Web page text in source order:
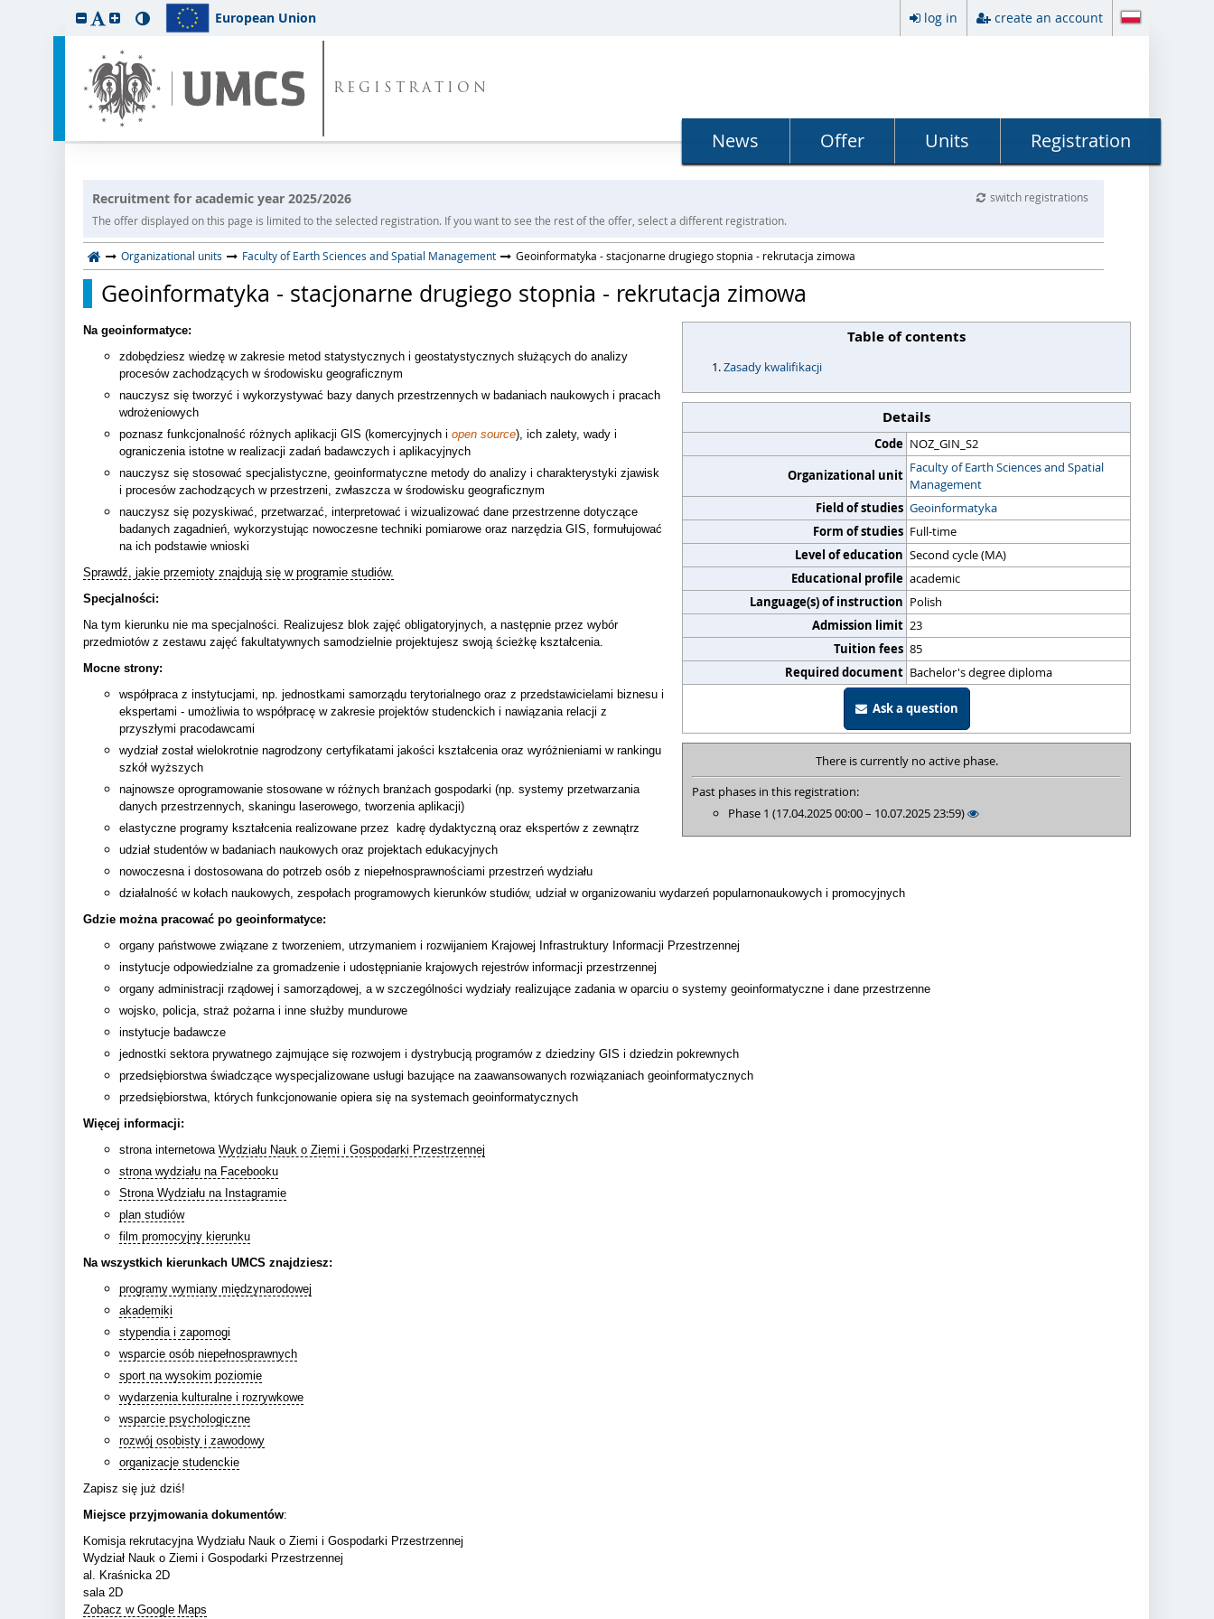
European Union log in create an account
REGISTRATION
News Offer Units Registration
Recruitment for academic year 2025/2026
switch registrations
The offer displayed on this page is limited to the selected registration. If you want to see the rest of the offer, select a different registration.
Organizational units Faculty of Earth Sciences and Spatial Management Geoinformatyka - stacjonarne drugiego stopnia - rekrutacja zimowa
Geoinformatyka - stacjonarne drugiego stopnia - rekrutacja zimowa
Table of contents
Zasady kwalifikacji
Details
Code NOZ_GIN_S2
Organizational unit Faculty of Earth Sciences and Spatial
Management
Field of studies Geoinformatyka
Form of studies Full-time
Level of education Second cycle (MA)
Educational profile academic
Language(s) of instruction Polish
Admission limit 23
Tuition fees 85
Required document Bachelor's degree diploma
Ask a question
There is currently no active phase.
Past phases in this registration:
Phase 1 (17.04.2025 00:00 – 10.07.2025 23:59)
Na geoinformatyce:
zdobędziesz wiedzę w zakresie metod statystycznych i geostatystycznych służących do analizy
procesów zachodzących w środowisku geograficznym
nauczysz się tworzyć i wykorzystywać bazy danych przestrzennych w badaniach naukowych i pracach
wdrożeniowych
poznasz funkcjonalność różnych aplikacji GIS (komercyjnych i open source), ich zalety, wady i
ograniczenia istotne w realizacji zadań badawczych i aplikacyjnych
nauczysz się stosować specjalistyczne, geoinformatyczne metody do analizy i charakterystyki zjawisk
i procesów zachodzących w przestrzeni, zwłaszcza w środowisku geograficznym
nauczysz się pozyskiwać, przetwarzać, interpretować i wizualizować dane przestrzenne dotyczące
badanych zagadnień, wykorzystując nowoczesne techniki pomiarowe oraz narzędzia GIS, formułujować
na ich podstawie wnioski
Sprawdź, jakie przemioty znajdują się w programie studiów.
Specjalności:
Na tym kierunku nie ma specjalności. Realizujesz blok zajęć obligatoryjnych, a następnie przez wybór
przedmiotów z zestawu zajęć fakultatywnych samodzielnie projektujesz swoją ścieżkę kształcenia.
Mocne strony:
współpraca z instytucjami, np. jednostkami samorządu terytorialnego oraz z przedstawicielami biznesu i
ekspertami - umożliwia to współpracę w zakresie projektów studenckich i nawiązania relacji z
przyszłymi pracodawcami
wydział został wielokrotnie nagrodzony certyfikatami jakości kształcenia oraz wyróżnieniami w rankingu
szkół wyższych
najnowsze oprogramowanie stosowane w różnych branżach gospodarki (np. systemy przetwarzania
danych przestrzennych, skaningu laserowego, tworzenia aplikacji)
elastyczne programy kształcenia realizowane przez kadrę dydaktyczną oraz ekspertów z zewnątrz
udział studentów w badaniach naukowych oraz projektach edukacyjnych
nowoczesna i dostosowana do potrzeb osób z niepełnosprawnościami przestrzeń wydziału
działalność w kołach naukowych, zespołach programowych kierunków studiów, udział w organizowaniu wydarzeń popularnonaukowych i promocyjnych
Gdzie można pracować po geoinformatyce:
organy państwowe związane z tworzeniem, utrzymaniem i rozwijaniem Krajowej Infrastruktury Informacji Przestrzennej
instytucje odpowiedzialne za gromadzenie i udostępnianie krajowych rejestrów informacji przestrzennej
organy administracji rządowej i samorządowej, a w szczególności wydziały realizujące zadania w oparciu o systemy geoinformatyczne i dane przestrzenne
wojsko, policja, straż pożarna i inne służby mundurowe
instytucje badawcze
jednostki sektora prywatnego zajmujące się rozwojem i dystrybucją programów z dziedziny GIS i dziedzin pokrewnych
przedsiębiorstwa świadczące wyspecjalizowane usługi bazujące na zaawansowanych rozwiązaniach geoinformatycznych
przedsiębiorstwa, których funkcjonowanie opiera się na systemach geoinformatycznych
Więcej informacji:
strona internetowa Wydziału Nauk o Ziemi i Gospodarki Przestrzennej
strona wydziału na Facebooku
Strona Wydziału na Instagramie
plan studiów
film promocyjny kierunku
Na wszystkich kierunkach UMCS znajdziesz:
programy wymiany międzynarodowej
akademiki
stypendia i zapomogi
wsparcie osób niepełnosprawnych
sport na wysokim poziomie
wydarzenia kulturalne i rozrywkowe
wsparcie psychologiczne
rozwój osobisty i zawodowy
organizacje studenckie
Zapisz się już dziś!
Miejsce przyjmowania dokumentów:
Komisja rekrutacyjna Wydziału Nauk o Ziemi i Gospodarki Przestrzennej
Wydział Nauk o Ziemi i Gospodarki Przestrzennej
al. Kraśnicka 2D
sala 2D
Zobacz w Google Maps